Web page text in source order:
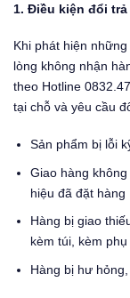
1. Điều kiện đổi
Khi phát hiện
lòng không nhận
theo Hotline
tại chỗ và yêu cầu
Sản phẩm bị lỗi
Giao hàng
hiệu đã đặt hàng
Hàng bị giao
kèm túi, kèm
Hàng bị hư